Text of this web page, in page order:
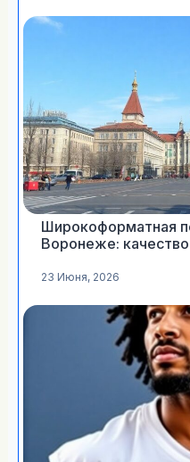
Широкоформатная
Воронеже:
23 Июня, 2026